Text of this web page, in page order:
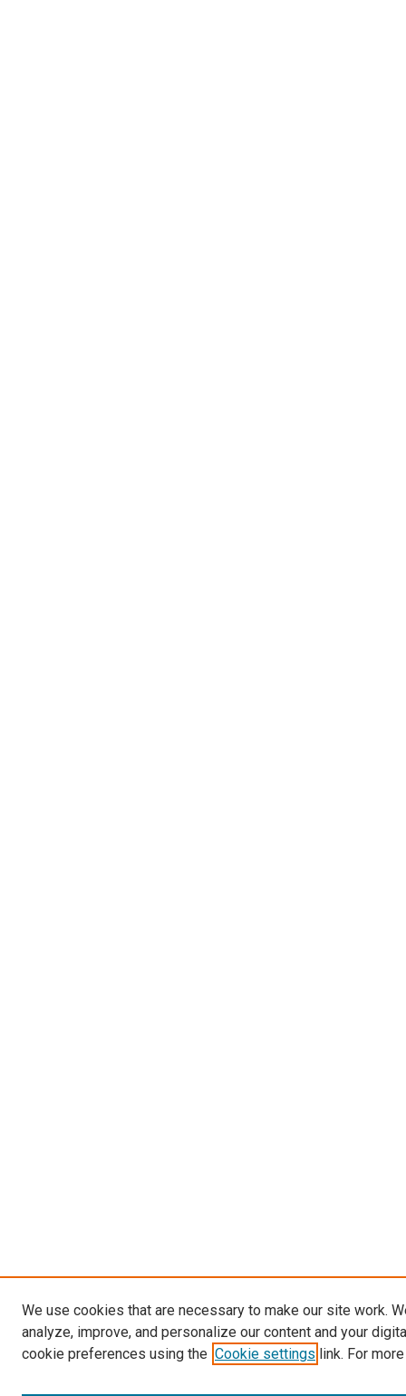
We use cookies that are necessary to make our site work.
analyze, improve, and personalize our content and your
cookie preferences using the Cookie settings link. For